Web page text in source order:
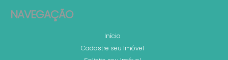
NAVEGAÇÃO
Início
Cadastre seu Imóvel